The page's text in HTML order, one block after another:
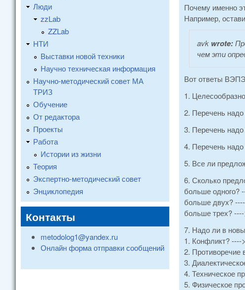
Почему именно
Например,
avk wrote:
чем эти
Вот ответы
1.
2. Перечень
3. Перечень
4. Перечень
5. Все ли
6. Сколько
больше одного?
больше двух?
больше трех?
7. Надо ли в
1. Конфликт?
2.
3.
4. Техническое
5. Физическое
Люди
zzLab
ZZLab
НТИ
Выставки новой техники
Научно техническая информация
Научно-методический совет МА
ТРИЗ
Обучение
От редактора
Проекты
Работа
Истории из жизни
Теория
Экспертно-методический совет
Энциклопедия
Контакты
metodolog1@yandex.ru
Онлайн форма отправки сообщений